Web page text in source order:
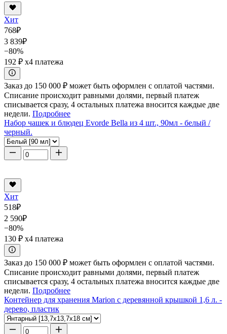
Хит
768₽
3 839₽
−80%
192 ₽ x4 платежа
Заказ до 150 000 ₽ может быть оформлен с оплатой частями.
Списание происходит равными долями, первый платеж
списывается сразу, 4 остальных платежа вносится каждые две
недели. Подробнее
Набор чашек и блюдец Evorde Bella из 4 шт., 90мл - белый /
черный.
Хит
518₽
2 590₽
−80%
130 ₽ x4 платежа
Заказ до 150 000 ₽ может быть оформлен с оплатой частями.
Списание происходит равными долями, первый платеж
списывается сразу, 4 остальных платежа вносится каждые две
недели. Подробнее
Контейнер для хранения Marion с деревянной крышкой 1,6 л. -
дерево, пластик